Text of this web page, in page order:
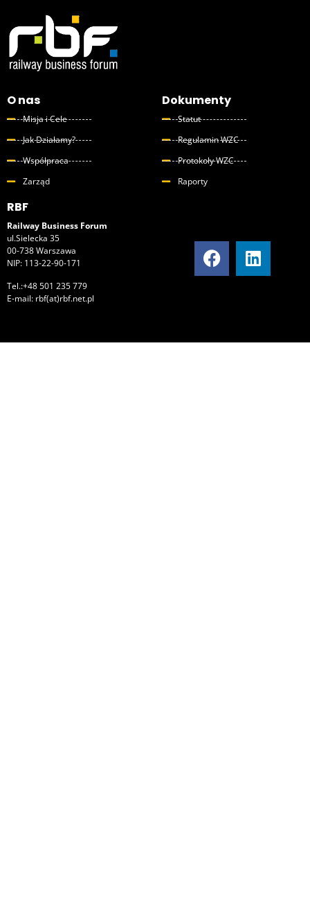
O nas
Misja i Cele
Jak Działamy?
Współpraca
Zarząd
Dokumenty
Statut
Regulamin WZC
Protokoły WZC
Raporty
RBF
Railway Business Forum
ul.Sielecka 35
00-738 Warszawa
NIP: 113-22-90-171
Tel.:+48 501 235 779
E-mail: rbf(at)rbf.net.pl